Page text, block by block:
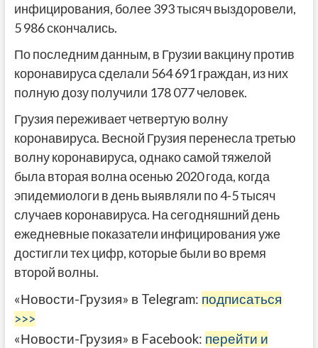
инфицирования, более 393 тысяч выздоровели,
5 986 скончались.
По последним данным, в Грузии вакцину против
коронавируса сделали 564 691 граждан, из них
полную дозу получили 178 077 человек.
Грузия переживает четвертую волну
коронавируса. Весной Грузия перенесла третью
волну коронавируса, однако самой тяжелой
была вторая волна осенью 2020 года, когда
эпидемиологи в день выявляли по 4-5 тысяч
случаев коронавируса. На сегодняшний день
ежедневные показатели инфицирования уже
достигли тех цифр, которые были во время
второй волны.
«Новости-Грузия» в Telegram: подписаться
>>>
«Новости-Грузия» в Facebook: перейти и